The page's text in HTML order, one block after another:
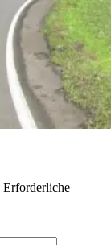
Erforderliche